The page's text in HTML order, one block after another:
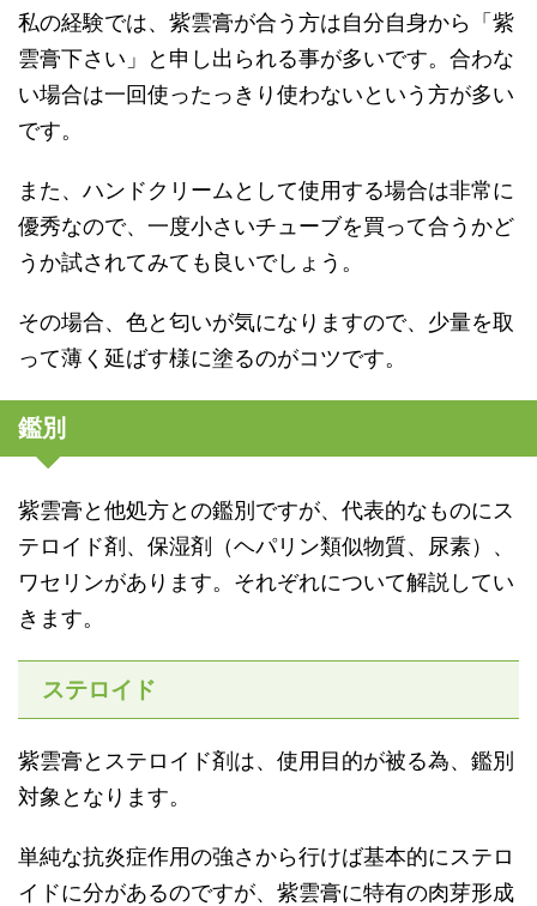
私の経験では、紫雲膏が合う方は自分自身から「紫
雲膏下さい」と申し出られる事が多いです。合わな
い場合は一回使ったっきり使わないという方が多い
です。
また、ハンドクリームとして使用する場合は非常に
優秀なので、一度小さいチューブを買って合うかど
うか試されてみても良いでしょう。
その場合、色と匂いが気になりますので、少量を取
って薄く延ばす様に塗るのがコツです。
鑑別
紫雲膏と他処方との鑑別ですが、代表的なものにス
テロイド剤、保湿剤（ヘパリン類似物質、尿素）、
ワセリンがあります。それぞれについて解説してい
きます。
ステロイド
紫雲膏とステロイド剤は、使用目的が被る為、鑑別
対象となります。
単純な抗炎症作用の強さから行けば基本的にステロ
イドに分があるのですが、紫雲膏に特有の肉芽形成